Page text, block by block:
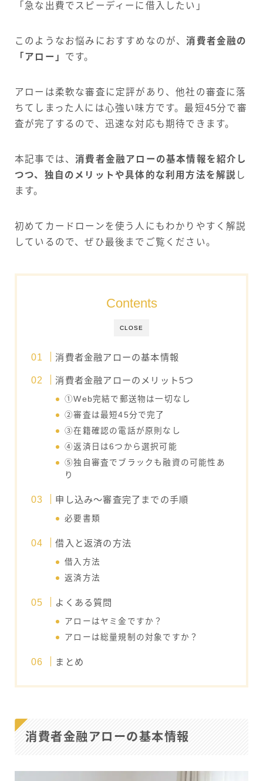
「急な出費でスピーディーに借入したい」
このようなお悩みにおすすめなのが、消費者金融の
「アロー」 です。
アローは柔軟な審査に定評があり、他社の審査に落
ちてしまった人には心強い味方です。最短45分で審
査が完了するので、迅速な対応も期待できます。
本記事では、消費者金融アローの基本情報を紹介し
つつ、独自のメリットや具体的な利用方法を解説 し
ます。
初めてカードローンを使う人にもわかりやすく解説
しているので、ぜひ最後までご覧ください。
CLOSE
Contents
消費者金融アローの基本情報
消費者金融アローのメリット5つ
①Web完結で郵送物は一切なし
②審査は最短45分で完了
③在籍確認の電話が原則なし
④返済日は6つから選択可能
⑤独自審査でブラックも融資の可能性あ
り
申し込み～審査完了までの手順
必要書類
借入と返済の方法
借入方法
返済方法
よくある質問
アローはヤミ金ですか？
アローは総量規制の対象ですか？
まとめ
消費者金融アローの基本情報